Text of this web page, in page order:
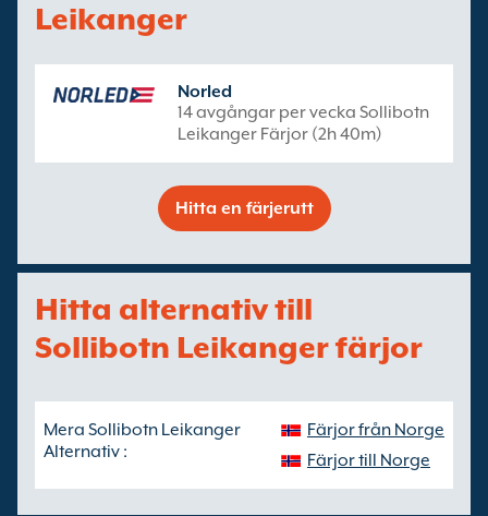
Leikanger
Norled
14 avgångar per vecka Sollibotn
Leikanger Färjor (2h 40m)
Hitta en färjerutt
Hitta alternativ till
Sollibotn Leikanger färjor
Mera Sollibotn Leikanger
Alternativ :
Färjor från Norge
Färjor till Norge